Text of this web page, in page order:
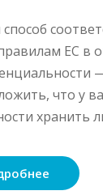
ЕС в
что у
хранить